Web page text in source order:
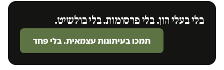
בלי בעלי הון. בלי פרסומות. בלי בולשיט.
תמכו בעיתונות עצמאית. בלי פחד